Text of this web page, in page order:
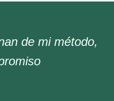
de mi método,